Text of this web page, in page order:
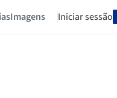
Imagens Iniciar sessão